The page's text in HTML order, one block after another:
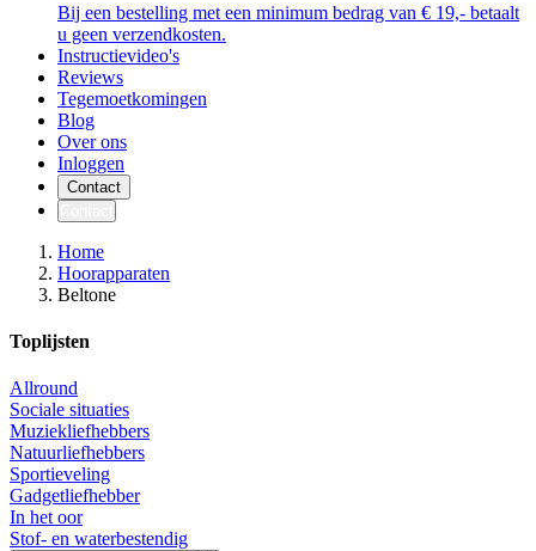
Bij een bestelling met een minimum bedrag van € 19,- betaalt
u geen verzendkosten.
Instructievideo's
Reviews
Tegemoetkomingen
Blog
Over ons
Inloggen
Contact
Home
Hoorapparaten
Beltone
Toplijsten
Allround
Sociale situaties
Muziekliefhebbers
Natuurliefhebbers
Sportieveling
Gadgetliefhebber
In het oor
Stof- en waterbestendig